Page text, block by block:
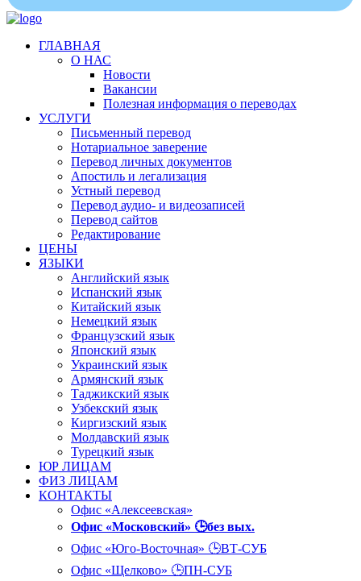
ГЛАВНАЯ
О НАС
Новости
Вакансии
Полезная информация о переводах
УСЛУГИ
Письменный перевод
Нотариальное заверение
Перевод личных документов
Апостиль и легализация
Устный перевод
Перевод аудио- и видеозаписей
Перевод сайтов
Редактирование
ЦЕНЫ
ЯЗЫКИ
Английский язык
Испанский язык
Китайский язык
Немецкий язык
Французский язык
Японский язык
Украинский язык
Армянский язык
Таджикский язык
Узбекский язык
Киргизский язык
Молдавский язык
Турецкий язык
ЮР ЛИЦАМ
ФИЗ ЛИЦАМ
КОНТАКТЫ
Офис «Алексеевская»
Офис «Московский» 🕒без вых.
Офис «Юго-Восточная» 🕒ВТ-СУБ
Офис «Щелково» 🕒ПН-СУБ